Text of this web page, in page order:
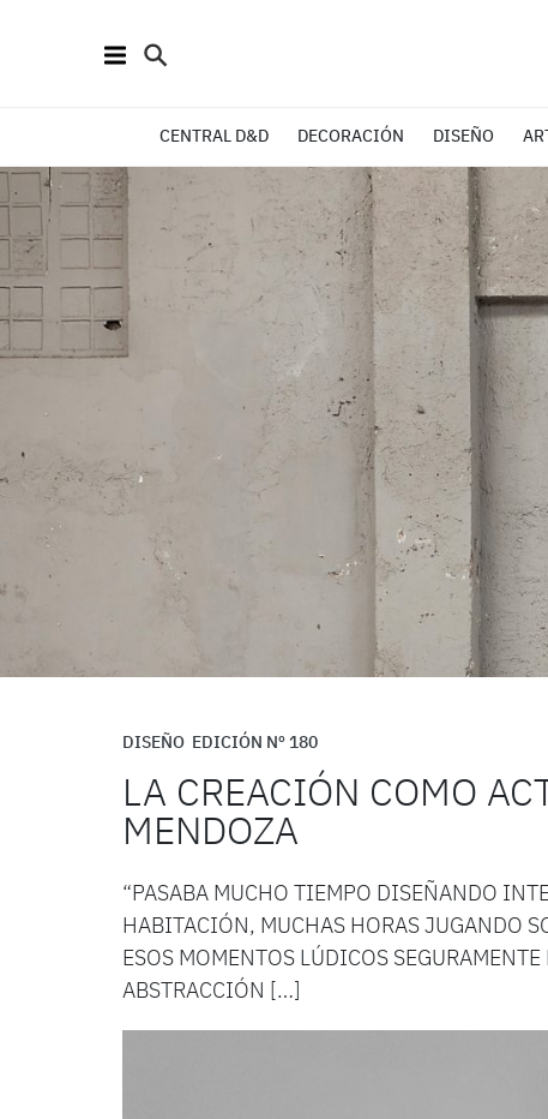
CENTRAL D&D DECORACIÓN DISEÑO
DISEÑO EDICIÓN Nº 180
LA CREACIÓN COMO
MENDOZA
“PASABA MUCHO TIEMPO DISEÑANDO
HABITACIÓN, MUCHAS HORAS JUGANDO
ESOS MOMENTOS LÚDICOS
ABSTRACCIÓN […]